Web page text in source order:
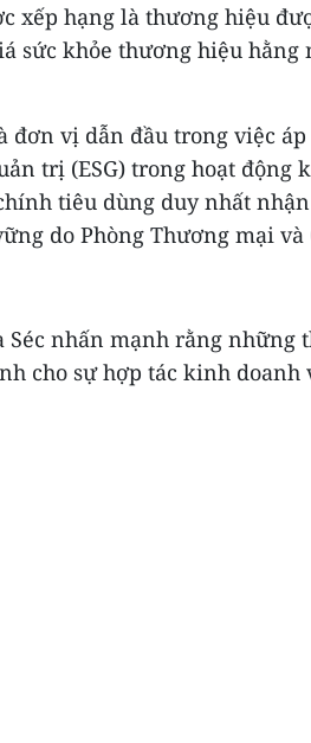
xếp hạng là thương hiệu
sức khỏe thương hiệu hằng
đơn vị dẫn đầu trong việc
trị (ESG) trong hoạt động
tiêu dùng duy nhất
do Phòng Thương mại
Séc nhấn mạnh rằng những
cho sự hợp tác kinh doanh